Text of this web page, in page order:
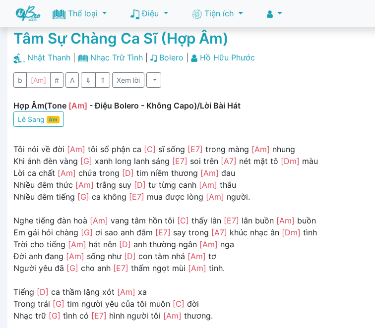
Thể loại Điệu Tiện ích
Tâm Sự Chàng Ca Sĩ (Hợp Âm)
Nhật Thanh Nhạc Trữ Tình| Bolero Hồ Hữu Phước
b [Am] # A ⇓ ⇑ Xem lời
Hợp Âm(Tone [Am] - Điệu Bolero - Không Capo)/Lời Bài Hát
Lê Sang Am
Tôi nói về đời [Am] tôi số phận ca [C] sĩ sống [E7] trong màng [Am] nhung
Khi ánh đèn vàng [G] xanh long lanh sáng [E7] soi trên [A7] nét mặt tô [Dm] màu
Lời ca chất [Am] chứa trong [D] tim niềm thương [Am] đau
Nhiều đêm thức [Am] trắng suy [D] tư từng canh [Am] thâu
Nhiều đêm tiếng [G] ca không [E7] mua được lòng [Am] người.
Nghe tiếng đàn hoà [Am] vang tâm hồn tôi [C] thấy lân [E7] lân buồn [Am] buồn
Em gái hỏi chàng [G] ơi sao anh đắm [E7] say trong [A7] khúc nhạc ân [Dm] tình
Trời cho tiếng [Am] hát nên [D] anh thường ngân [Am] nga
Đời anh đang [Am] sống như [D] con tằm nhả [Am] tơ
Người yêu đã [G] cho anh [E7] thấm ngọt mùi [Am] tình.
Tiếng [D] ca thầm lặng xót [Am] xa
Trong trái [G] tim người yêu của tôi muôn [C] đời
Nhạc trữ [G] tình có [E7] hình người tôi [Am] thương.